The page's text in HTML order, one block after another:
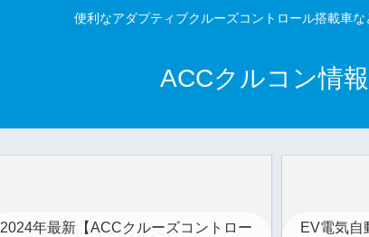
便利なアダプティブクルーズコントロール搭載車
ACCクルコン情
2024年最新【ACCクルーズコントロー
EV電気自